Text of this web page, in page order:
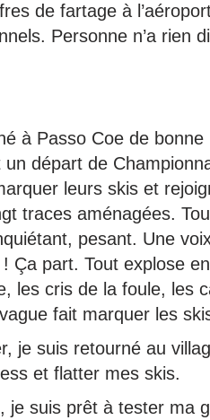
de fartage à
Personne n’a rien
à Passo Coe de bonne
un départ de
leurs skis et
traces aménagées.
pesant. Une
Ça part. Tout explose
les cris de la foule, les
fait marquer les
je suis retourné au
et flatter mes skis.
je suis prêt à tester ma